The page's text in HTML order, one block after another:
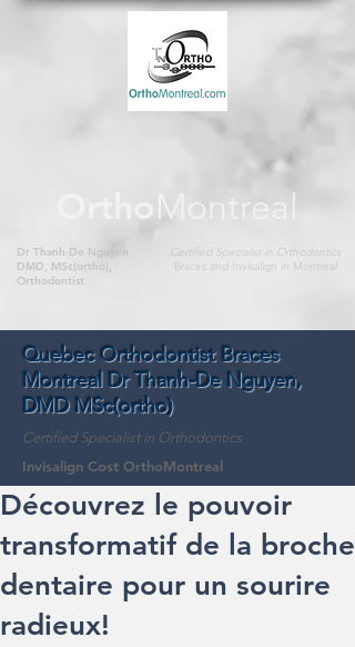
OrthoMontreal
Dr Thanh-De Nguyen
DMD, MSc(ortho),
Orthodontist
Certified Specialist in Orthodontics
Braces and Invisalign in Montreal
Quebec Orthodontist Braces
Montreal Dr Thanh-De Nguyen,
DMD MSc(ortho)
Certified Specialist in Orthodontics
Invisalign Cost OrthoMontreal
Découvrez le pouvoir
transformatif de la broche
dentaire pour un sourire
radieux!